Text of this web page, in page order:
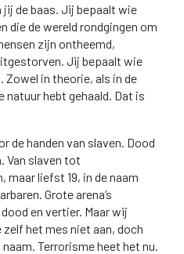
jij de baas. Jij bepaalt wie
die de wereld rondgingen om
zijn ontheemd,
Jij bepaalt wie
Zowel in theorie, als in de
natuur hebt gehaald. Dat is
de handen van slaven. Dood
Van slaven tot
liefst 19, in de naam
Grote arena’s
en vertier. Maar wij
het mes niet aan, doch
Terrorisme heet het nu.